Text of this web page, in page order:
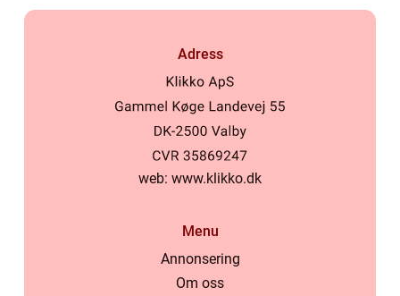
Adress
web: www.klikko.dk
Menu
Annonsering
Om oss